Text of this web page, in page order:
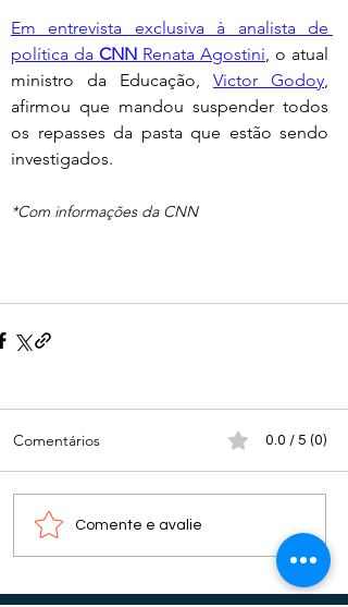
Em entrevista exclusiva à analista de
política da CNN Renata Agostini, o atual
ministro da Educação, Victor Godoy,
afirmou que mandou suspender todos
os repasses da pasta que estão sendo
investigados.
*Com informações da CNN
Comentários 0.0 / 5 (0)
Comente e avalie